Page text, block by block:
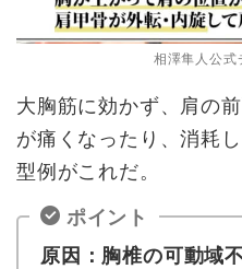
相澤隼人公式
大胸筋に効かず、肩の
が痛くなったり、消耗
型例がこれだ。
ポイント
原因：胸椎の可動域